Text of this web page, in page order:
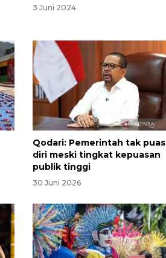
3 Juni 2024
Qodari: Pemerintah tak puas
diri meski tingkat kepuasan
publik tinggi
30 Juni 2026